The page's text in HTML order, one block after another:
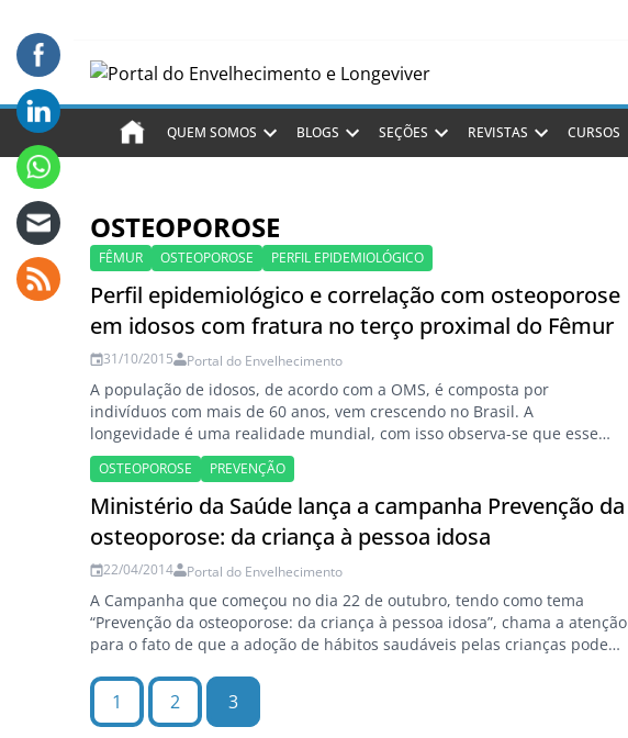
QUEM SOMOS BLOGS SEÇÕES REVISTAS CURSOS
OSTEOPOROSE
FÊMUR OSTEOPOROSE PERFIL EPIDEMIOLÓGICO
Perfil epidemiológico e correlação com osteoporose
em idosos com fratura no terço proximal do Fêmur
31/10/2015 Portal do Envelhecimento
A população de idosos, de acordo com a OMS, é composta por
indivíduos com mais de 60 anos, vem crescendo no Brasil. A
longevidade é uma realidade mundial, com isso observa-se que esse
novo contingente populacional tem sua qualidade de vida alterada.
Segundo dados do IBGE no ano de 2000 a população idosa representava
8,6%…
OSTEOPOROSE PREVENÇÃO
Ministério da Saúde lança a campanha Prevenção da
osteoporose: da criança à pessoa idosa
22/04/2014 Portal do Envelhecimento
A Campanha que começou no dia 22 de outubro, tendo como tema
“Prevenção da osteoporose: da criança à pessoa idosa”, chama a atenção
para o fato de que a adoção de hábitos saudáveis pelas crianças pode
Fernandes Machado, coordenadora da saúde do idoso do…
1 2 3